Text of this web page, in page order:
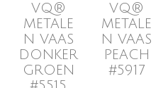
VQ®
METALE
N VAAS
DONKER
GROEN
VQ®
METALE
N VAAS
PEACH
#5917